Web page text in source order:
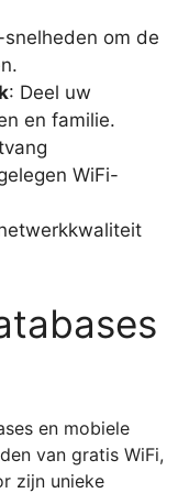
snelheden om de
: Deel uw
en familie.
WiFi-
en mobiele
van gratis WiFi,
zijn unieke